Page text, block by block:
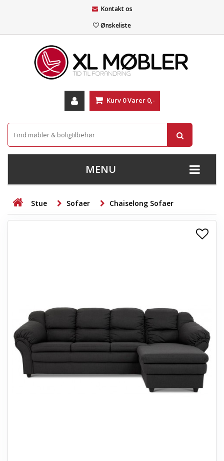
Kontakt os
Ønskeliste
Kurv 0Varer 0,-
MENU
+
STUE
+
TÆPPER
+
LAMPER
+
ENTREMØBLER
+
HAVEMØBLER
Stue Sofaer Chaiselong Sofaer